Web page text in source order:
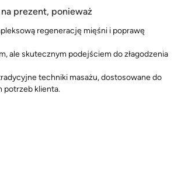
prezent, ponieważ
regenerację mięśni i poprawę
ale skutecznym podejściem do złagodzenia
techniki masażu, dostosowane do
potrzeb klienta.